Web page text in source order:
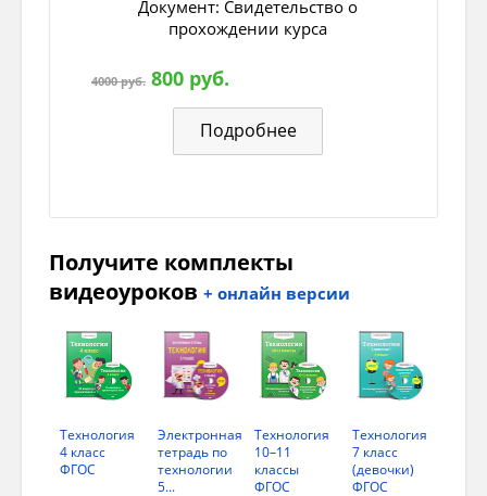
Умение добавить творчество и
Ключ к контрольно-измерительным
задания
1Б
Износостойкость – срок службы,
Воздухопроницаемость –
воздух
1П
Гигроскопичность – способность
1В
Гигроскопичность – способность
(Гигроскопичность – гигро – вода –
Документ: Cвидетельство о
прохождении курса
4000 руб. 800 руб.
Подробнее
Получите комплекты
видеоуроков + онлайн версии
Технология
4 класс
ФГОС
Электронная
тетрадь по
технологии
5...
Технология
10–11
классы
ФГОС
Технология
7 класс
(девочки)
ФГОС